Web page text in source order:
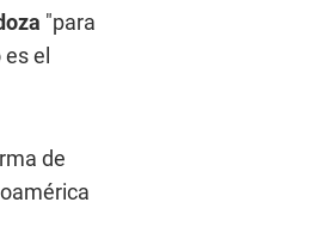
"para
el
de